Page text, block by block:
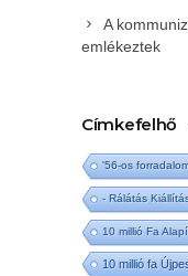
A
emlékeztek
Címkefelhő
'56-os
- Rálátás
10 millió Fa
10 millió fa